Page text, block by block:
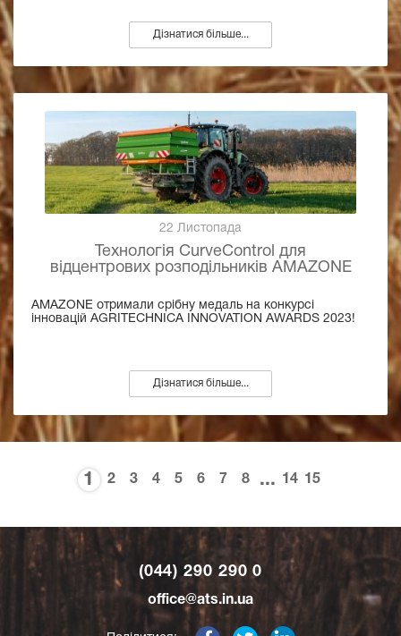
Дізнатися більше...
22 Листопада
Технологія CurveControl для
відцентрових розподільників AMAZONE
AMAZONE отримали срібну медаль на конкурсі
інновацій AGRITECHNICA INNOVATION AWARDS 2023!
Дізнатися більше...
1 2 3 4 5 6 7 8 ... 14 15
(044) 290 290 0
office@ats.in.ua